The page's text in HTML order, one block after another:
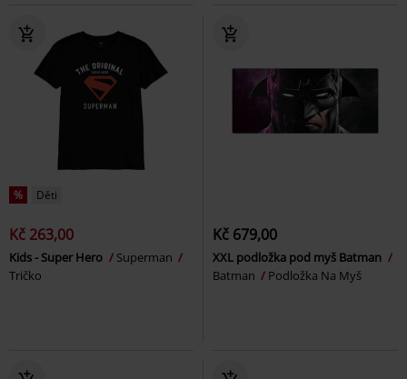
% Děti
Kč 263,00
Kids - Super Hero
Superman
Tričko
Kč 679,00
XXL podložka pod myš Batman
Batman
Podložka Na Myš